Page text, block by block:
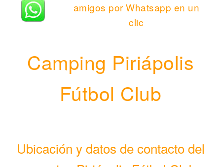
amigos por Whatsapp en un
clic
Camping Piriápolis
Fútbol Club
Ubicación y datos de contacto del